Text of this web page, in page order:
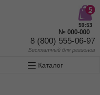
8 (800) 555-06-97
Бесплатный для регионов
5
59:53
№ 000-000
Каталог